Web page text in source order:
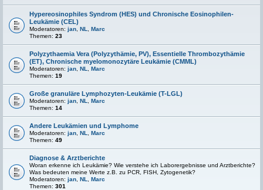
Hypereosinophiles Syndrom (HES) und Chronische Eosinophilen-
Leukämie (CEL)
Moderatoren: jan NL
Marc
Themen: 23
Polyzythaemia Vera (Polyzythämie, PV), Essentielle Thrombozythämie
(ET), Chronische myelomonozytäre Leukämie (CMML)
Moderatoren: jan NL
Marc
Themen: 19
Große granuläre Lymphozyten-Leukämie (T-LGL)
Moderatoren: jan NL
Marc
Themen: 14
Andere Leukämien und Lymphome
Moderatoren: jan NL
Marc
Themen: 49
Diagnose & Arztberichte
Woran erkenne ich Leukämie? Wie verstehe ich Laborergebnisse und Arztberichte?
Was bedeuten meine Werte z.B. zu PCR, FISH, Zytogenetik?
Moderatoren: jan NL
Marc
Themen: 301